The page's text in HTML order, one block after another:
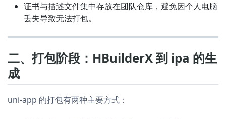
证书与描述文件集中存放在团队仓库，避免因个人电脑
丢失导致无法打包。
二、打包阶段：HBuilderX 到 ipa 的生
成
uni-app 的打包有两种主要方式：